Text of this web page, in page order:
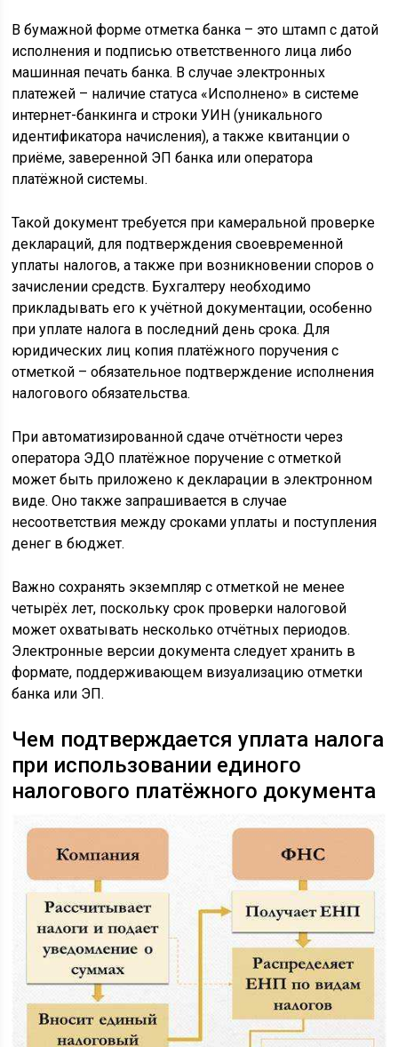
В бумажной форме отметка банка – это штамп с датой
исполнения и подписью ответственного лица либо
машинная печать банка. В случае электронных
платежей – наличие статуса «Исполнено» в системе
интернет-банкинга и строки УИН (уникального
идентификатора начисления), а также квитанции о
приёме, заверенной ЭП банка или оператора
платёжной системы.
Такой документ требуется при камеральной проверке
деклараций, для подтверждения своевременной
уплаты налогов, а также при возникновении споров о
зачислении средств. Бухгалтеру необходимо
прикладывать его к учётной документации, особенно
при уплате налога в последний день срока. Для
юридических лиц копия платёжного поручения с
отметкой – обязательное подтверждение исполнения
налогового обязательства.
При автоматизированной сдаче отчётности через
оператора ЭДО платёжное поручение с отметкой
может быть приложено к декларации в электронном
виде. Оно также запрашивается в случае
несоответствия между сроками уплаты и поступления
денег в бюджет.
Важно сохранять экземпляр с отметкой не менее
четырёх лет, поскольку срок проверки налоговой
может охватывать несколько отчётных периодов.
Электронные версии документа следует хранить в
формате, поддерживающем визуализацию отметки
банка или ЭП.
Чем подтверждается уплата налога
при использовании единого
налогового платёжного документа